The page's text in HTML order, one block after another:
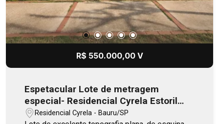
R$ 550.000,00 V
Espetacular Lote de metragem
especial- Residencial Cyrela Estoril
Premium/Bauru
Residencial Cyrela - Bauru/SP